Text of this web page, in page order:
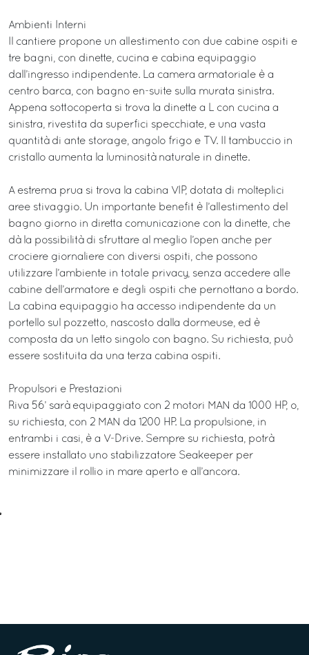
Ambienti Interni
Il cantiere propone un allestimento con due cabine ospiti e
tre bagni, con dinette, cucina e cabina equipaggio
dall’ingresso indipendente. La camera armatoriale è a
centro barca, con bagno en-suite sulla murata sinistra.
Appena sottocoperta si trova la dinette a L con cucina a
sinistra, rivestita da superfici specchiate, e una vasta
quantità di ante storage, angolo frigo e TV. Il tambuccio in
cristallo aumenta la luminosità naturale in dinette.
A estrema prua si trova la cabina VIP, dotata di molteplici
aree stivaggio. Un importante benefit è l’allestimento del
bagno giorno in diretta comunicazione con la dinette, che
dà la possibilità di sfruttare al meglio l’open anche per
crociere giornaliere con diversi ospiti, che possono
utilizzare l’ambiente in totale privacy, senza accedere alle
cabine dell’armatore e degli ospiti che pernottano a bordo.
La cabina equipaggio ha accesso indipendente da un
portello sul pozzetto, nascosto dalla dormeuse, ed è
composta da un letto singolo con bagno. Su richiesta, può
essere sostituita da una terza cabina ospiti.
Propulsori e Prestazioni
Riva 56’ sarà equipaggiato con 2 motori MAN da 1000 HP, o,
su richiesta, con 2 MAN da 1200 HP. La propulsione, in
entrambi i casi, è a V-Drive. Sempre su richiesta, potrà
essere installato uno stabilizzatore Seakeeper per
minimizzare il rollio in mare aperto e all’ancora.